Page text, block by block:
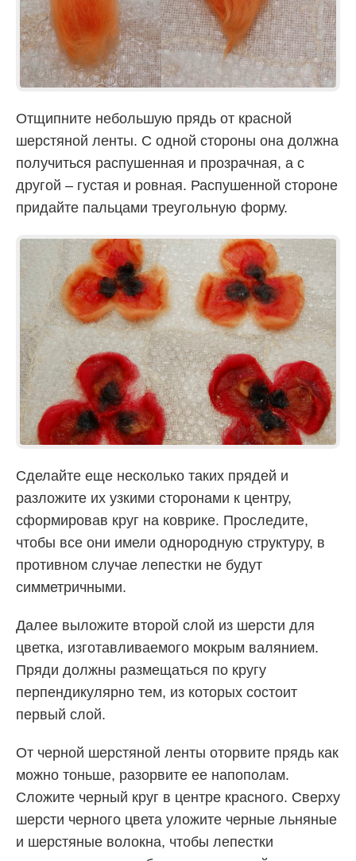
Отщипните небольшую прядь от красной
шерстяной ленты. С одной стороны она должна
получиться распушенная и прозрачная, а с
другой – густая и ровная. Распушенной стороне
придайте пальцами треугольную форму.
Сделайте еще несколько таких прядей и
разложите их узкими сторонами к центру,
сформировав круг на коврике. Проследите,
чтобы все они имели однородную структуру, в
противном случае лепестки не будут
симметричными.
Далее выложите второй слой из шерсти для
цветка, изготавливаемого мокрым валянием.
Пряди должны размещаться по кругу
перпендикулярно тем, из которых состоит
первый слой.
От черной шерстяной ленты оторвите прядь как
можно тоньше, разорвите ее напополам.
Сложите черный круг в центре красного. Сверху
шерсти черного цвета уложите черные льняные
и шерстяные волокна, чтобы лепестки